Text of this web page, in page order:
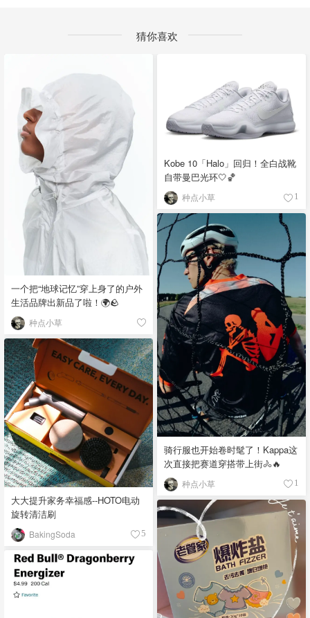
猜你喜欢
一个把“地球记忆”穿上身了的户外
生活品牌出新品了啦！🌍🪨
种点小草
Kobe 10「Halo」回归！全白战靴
自带曼巴光环🤍🏀
种点小草 1
骑行服也开始卷时髦了！Kappa这
次直接把赛道穿搭带上街🚴🔥
种点小草 1
大大提升家务幸福感--HOTO电动
旋转清洁刷
BakingSoda 5